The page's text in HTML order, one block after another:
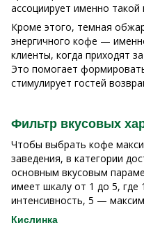
ассоциирует именно такой
Кроме этого, темная
энергичного кофе —
клиенты, когда приходят
Это помогает
стимулирует гостей
Фильтр вкусовых
Чтобы выбрать кофе
заведения, в категории
основным вкусовым
имеет шкалу от 1 до 5,
интенсивность, 5 —
Кислинка